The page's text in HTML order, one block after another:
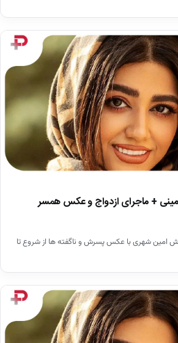
امینی + ماجرای ازدواج و عکس همسر
امین شهری با عکس پسرش و ناگفته ها از شروع تا